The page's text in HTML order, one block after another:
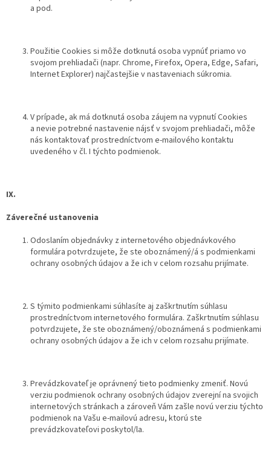
a pod.
Použitie Cookies si môže dotknutá osoba vypnúť priamo vo
svojom prehliadači (napr. Chrome, Firefox, Opera, Edge, Safari,
Internet Explorer) najčastejšie v nastaveniach súkromia.
V prípade, ak má dotknutá osoba záujem na vypnutí Cookies
a nevie potrebné nastavenie nájsť v svojom prehliadači, môže
nás kontaktovať prostredníctvom e-mailového kontaktu
uvedeného v čl. I týchto podmienok.
IX.
Záverečné ustanovenia
Odoslaním objednávky z internetového objednávkového
formulára potvrdzujete, že ste oboznámený/á s podmienkami
ochrany osobných údajov a že ich v celom rozsahu prijímate.
S týmito podmienkami súhlasíte aj zaškrtnutím súhlasu
prostredníctvom internetového formulára. Zaškrtnutím súhlasu
potvrdzujete, že ste oboznámený/oboznámená s podmienkami
ochrany osobných údajov a že ich v celom rozsahu prijímate.
Prevádzkovateľ je oprávnený tieto podmienky zmeniť. Novú
verziu podmienok ochrany osobných údajov zverejní na svojich
internetových stránkach a zároveň Vám zašle novú verziu týchto
podmienok na Vašu e-mailovú adresu, ktorú ste
prevádzkovateľovi poskytol/la.